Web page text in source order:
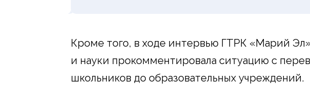
Кроме того, в ходе интервью ГТРК «Марий
и науки прокомментировала ситуацию с
школьников до образовательных учреждений.